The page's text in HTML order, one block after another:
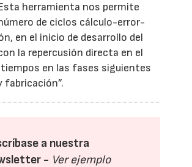
herramienta nos permite
de ciclos cálculo-error-
en el inicio de desarrollo del
la repercusión directa en el
en las fases siguientes
fabricación”.
a nuestra
- Ver ejemplo